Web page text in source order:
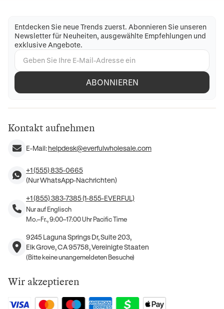
Entdecken Sie neue Trends zuerst. Abonnieren Sie unseren
Newsletter für Neuheiten, ausgewählte Empfehlungen und
exklusive Angebote.
ABONNIEREN
Kontakt aufnehmen
E-Mail:helpdesk@everfulwholesale.com
+1 (555) 835-0665
(Nur WhatsApp-Nachrichten)
+1 (855) 383-7385 (1-855-EVERFUL)
Nur auf Englisch
Mo.–Fr., 9:00–17:00 Uhr Pacific Time
9245 Laguna Springs Dr, Suite 203,
Elk Grove, CA 95758, Vereinigte Staaten
(Bitte keine unangemeldeten Besuche)
Wir akzeptieren